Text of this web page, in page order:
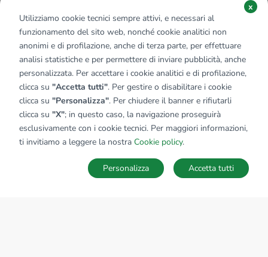
SALVA RICERCA
Utilizziamo cookie tecnici sempre attivi, e necessari al
funzionamento del sito web, nonché cookie analitici non
anonimi e di profilazione, anche di terza parte, per effettuare
analisi statistiche e per permettere di inviare pubblicità, anche
personalizzata. Per accettare i cookie analitici e di profilazione,
clicca su "Accetta tutti". Per gestire o disabilitare i cookie
clicca su "Personalizza". Per chiudere il banner e rifiutarli
clicca su "X"; in questo caso, la navigazione proseguirà
esclusivamente con i cookie tecnici. Per maggiori informazioni,
ti invitiamo a leggere la nostra Cookie policy.
x
Accetta tutti
Personalizza